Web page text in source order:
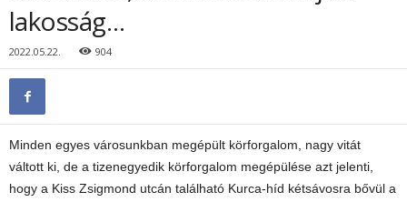
lakosság…
2022.05.22. 904
Minden egyes városunkban megépült körforgalom, nagy vitát
váltott ki, de a tizenegyedik körforgalom megépülése azt jelenti,
hogy a Kiss Zsigmond utcán található Kurca-híd kétsávosra bővül a